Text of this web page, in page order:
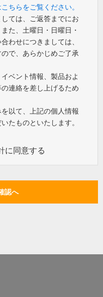
ちらをご覧ください。
ては、ご返答までにお
た、土曜日・日曜日・
わせにつきましては、
で、あらかじめご了承
ベント情報、製品およ
連絡を差し上げるため
以て、上記の個人情報
たものといたします。
に同意する